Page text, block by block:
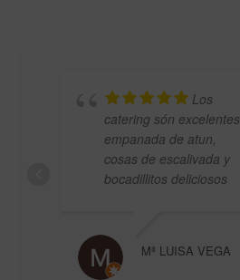
Los
catering són excelentes,
empanada de atun,
cosas de escalivada y
bocadillitos deliciosos
Mª LUISA VEGA